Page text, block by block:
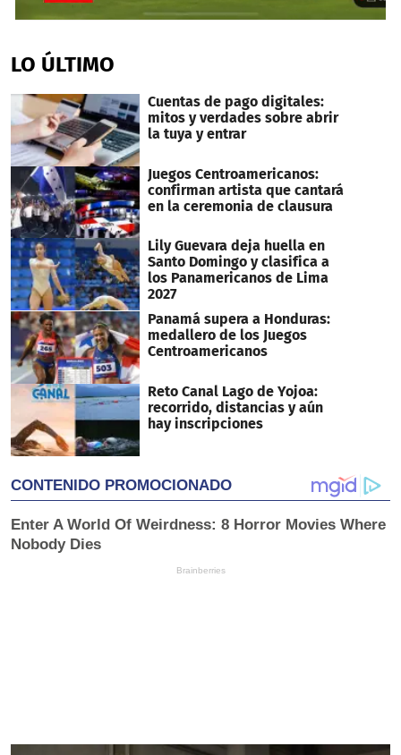
of
27
LO ÚLTIMO
Cuentas de pago digitales:
mitos y verdades sobre abrir
la tuya y entrar
Juegos Centroamericanos:
confirman artista que cantará
en la ceremonia de clausura
Lily Guevara deja huella en
Santo Domingo y clasifica a
los Panamericanos de Lima
2027
Panamá supera a Honduras:
medallero de los Juegos
Centroamericanos
Reto Canal Lago de Yojoa:
recorrido, distancias y aún
hay inscripciones